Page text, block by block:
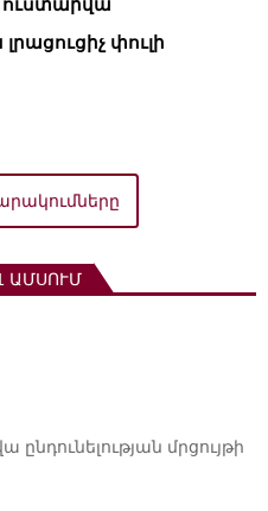
լրացուցիչ փուլի
ԱՄՍՈՒՄ
ընդունելության մրցույթի